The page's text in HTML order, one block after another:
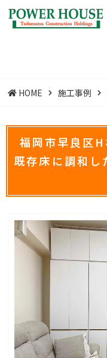
HOME 施工事例
福岡市早良区
既存床に調和し